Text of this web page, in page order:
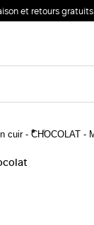
et retours gratuits